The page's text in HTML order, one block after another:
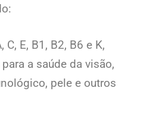
C, E, B1, B2, B6 e K,
a saúde da visão,
pele e outros